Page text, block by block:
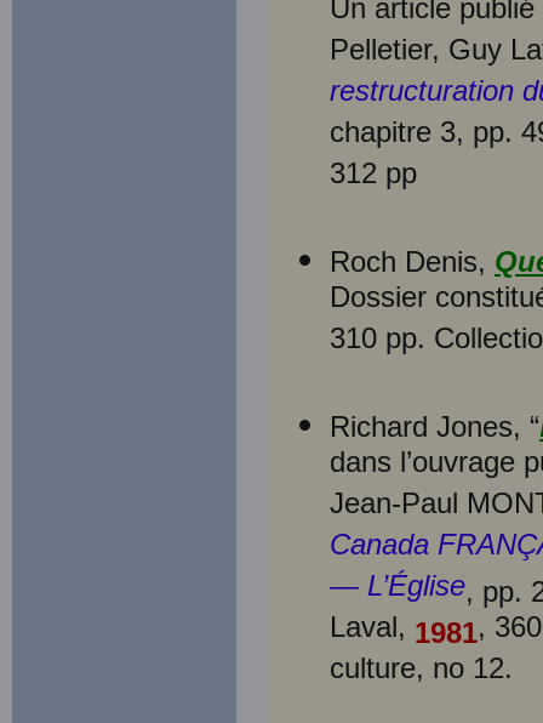
Un article
Pelletier, Guy
restructuration
chapitre 3, pp.
312 pp
Roch Denis,
Dossier
310 pp.
Richard Jones, “
dans l’ouvrage
Jean-Paul
Canada
— L’Église, pp.
Laval, 1981,
culture, no 12.